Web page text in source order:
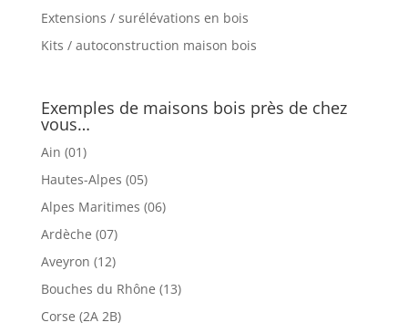
Extensions / surélévations en bois
Kits / autoconstruction maison bois
Exemples de maisons bois près de chez
vous…
Ain (01)
Hautes-Alpes (05)
Alpes Maritimes (06)
Ardèche (07)
Aveyron (12)
Bouches du Rhône (13)
Corse (2A 2B)